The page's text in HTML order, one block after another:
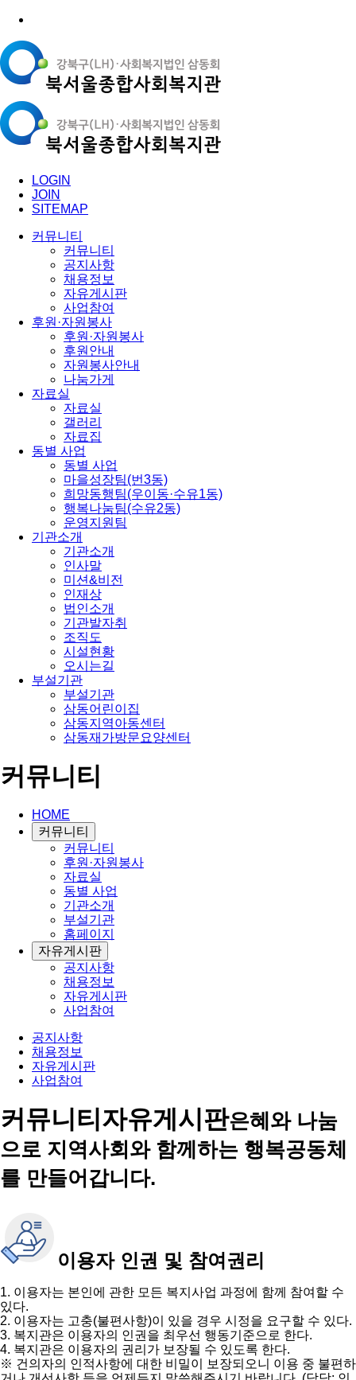
LOGIN
JOIN
SITEMAP
커뮤니티
커뮤니티
공지사항
채용정보
자유게시판
사업참여
후원·자원봉사
후원·자원봉사
후원안내
자원봉사안내
나눔가게
자료실
자료실
갤러리
자료집
동별 사업
동별 사업
마을성장팀(번3동)
희망동행팀(우이동·수유1동)
행복나눔팀(수유2동)
운영지원팀
기관소개
기관소개
인사말
미션&비전
인재상
법인소개
기관발자취
조직도
시설현황
오시는길
부설기관
부설기관
삼동어린이집
삼동지역아동센터
삼동재가방문요양센터
커뮤니티
HOME
커뮤니티
커뮤니티
후원·자원봉사
자료실
동별 사업
기관소개
부설기관
홈페이지
자유게시판
공지사항
채용정보
자유게시판
사업참여
공지사항
채용정보
자유게시판
사업참여
커뮤니티자유게시판은혜와 나눔
으로 지역사회와 함께하는 행복공동체
를 만들어갑니다.
이용자 인권 및 참여권리
1. 이용자는 본인에 관한 모든 복지사업 과정에 함께 참여할 수
있다.
2. 이용자는 고충(불편사항)이 있을 경우 시정을 요구할 수 있다.
3. 복지관은 이용자의 인권을 최우선 행동기준으로 한다.
4. 복지관은 이용자의 권리가 보장될 수 있도록 한다.
※ 건의자의 인적사항에 대한 비밀이 보장되오니 이용 중 불편하